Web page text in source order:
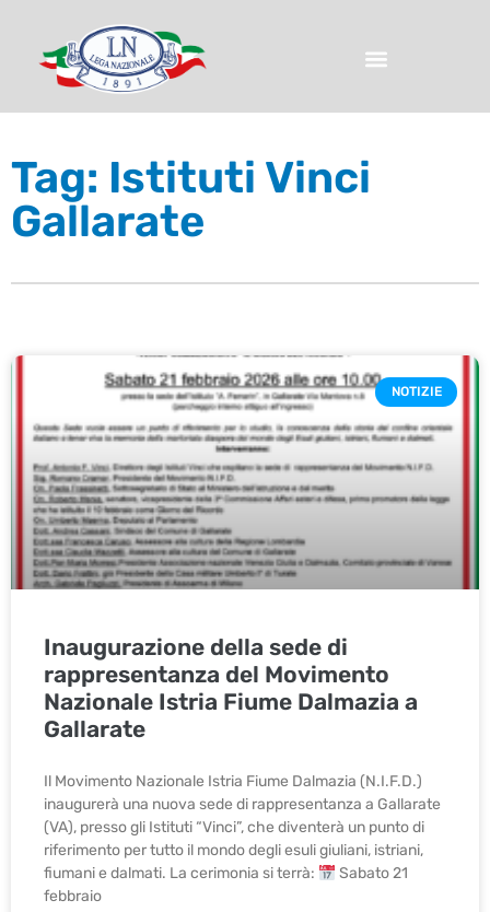
Tag: Istituti Vinci
Gallarate
NOTIZIE
Inaugurazione della sede di
rappresentanza del Movimento
Nazionale Istria Fiume Dalmazia a
Gallarate
Il Movimento Nazionale Istria Fiume Dalmazia (N.I.F.D.)
inaugurerà una nuova sede di rappresentanza a Gallarate
(VA), presso gli Istituti “Vinci”, che diventerà un punto di
riferimento per tutto il mondo degli esuli giuliani, istriani,
fiumani e dalmati. La cerimonia si terrà:
Sabato 21
febbraio